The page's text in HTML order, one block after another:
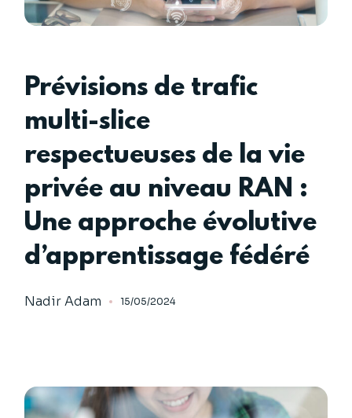
Prévisions de trafic
multi-slice
respectueuses de la vie
privée au niveau RAN :
Une approche évolutive
d’apprentissage fédéré
Nadir Adam 15/05/2024